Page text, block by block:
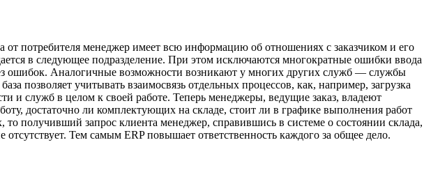
от потребителя менеджер имеет всю информацию об отношениях с заказчиком и его
в следующее подразделение. При этом исключаются многократные ошибки ввода
ошибок. Аналогичные возможности возникают у многих других служб — службы
позволяет учитывать взаимосвязь отдельных процессов, как, например, загрузка
и служб в целом к своей работе. Теперь менеджеры, ведущие заказ, владеют
достаточно ли комплектующих на складе, стоит ли в графике выполнения работ
получивший запрос клиента менеджер, справившись в системе о состоянии склада,
Тем самым ERP повышает ответственность каждого за общее дело.